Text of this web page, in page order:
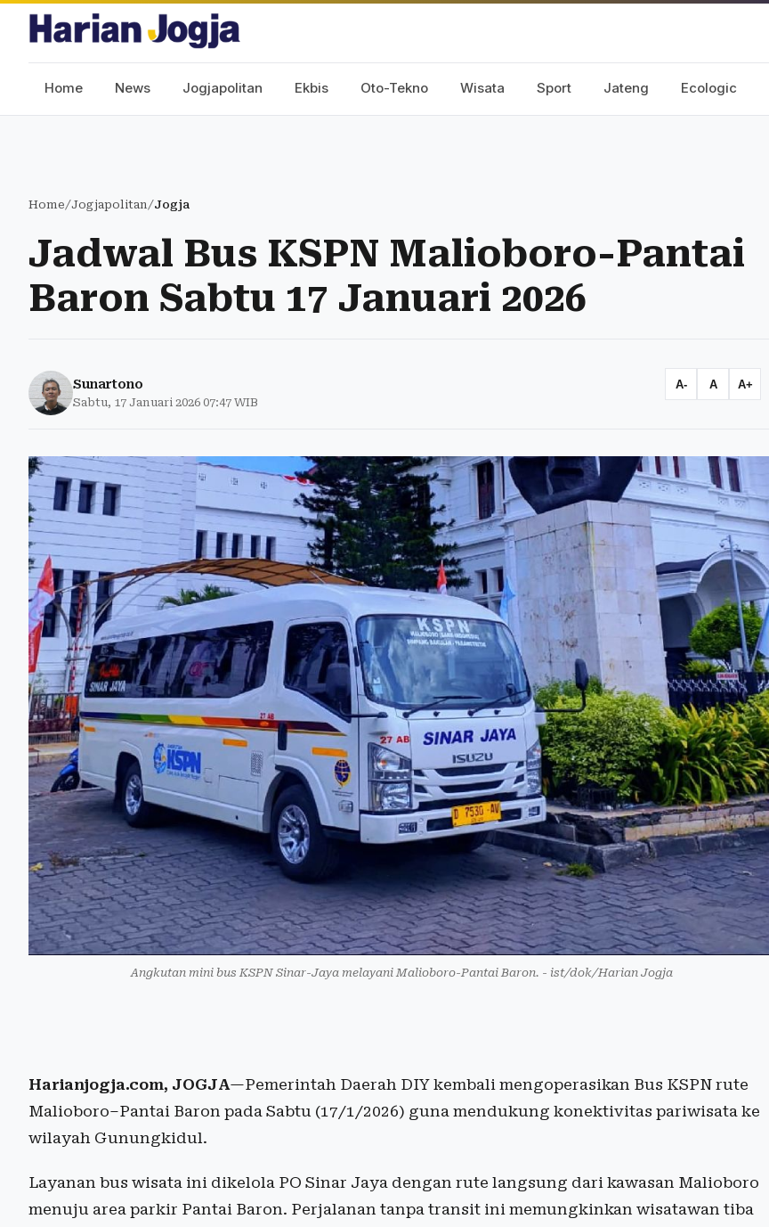
Home News Jogjapolitan Ekbis Oto-Tekno Wisata Sport Jateng Ecologic
Home/Jogjapolitan/Jogja
Jadwal Bus KSPN Malioboro-Pantai
Baron Sabtu 17 Januari 2026
Sunartono
Sabtu, 17 Januari 2026 07:47 WIB
A- A A+
Angkutan mini bus KSPN Sinar-Jaya melayani Malioboro-Pantai Baron. - ist/dok/Harian Jogja
Harianjogja.com, JOGJA—Pemerintah Daerah DIY kembali mengoperasikan Bus KSPN rute
Malioboro–Pantai Baron pada Sabtu (17/1/2026) guna mendukung konektivitas pariwisata ke
wilayah Gunungkidul.
Layanan bus wisata ini dikelola PO Sinar Jaya dengan rute langsung dari kawasan Malioboro
menuju area parkir Pantai Baron. Perjalanan tanpa transit ini memungkinkan wisatawan tiba